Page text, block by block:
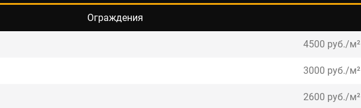
Ограждения
4500 руб./м²
3000 руб./м²
2600 руб./м²